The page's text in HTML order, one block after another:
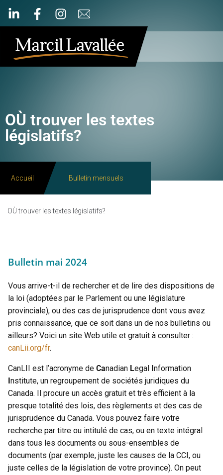
OÙ trouver les textes
législatifs?
Accueil Bulletin mensuels
OÙ trouver les textes législatifs?
Bulletin mai 2024
Vous arrive-t-il de rechercher et de lire des dispositions de
la loi (adoptées par le Parlement ou une législature
provinciale), ou des cas de jurisprudence dont vous avez
pris connaissance, que ce soit dans un de nos bulletins ou
ailleurs? Voici un site Web utile et gratuit à consulter :
canLii.org/fr.
CanLII est l’acronyme de Canadian Legal Information
Institute, un regroupement de sociétés juridiques du
Canada. Il procure un accès gratuit et très efficient à la
presque totalité des lois, des règlements et des cas de
jurisprudence du Canada. Vous pouvez faire votre
recherche par titre ou intitulé de cas, ou en texte intégral
dans tous les documents ou sous-ensembles de
documents (par exemple, juste les causes de la CCI, ou
juste celles de la législation de votre province). On peut